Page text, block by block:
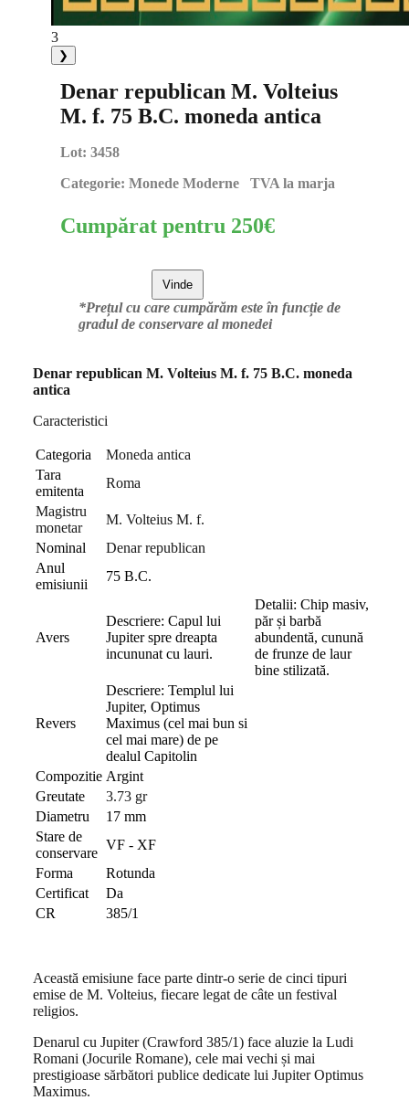
3
❯
Denar republican M. Volteius
M. f. 75 B.C. moneda antica
Lot: 3458
Categorie: Monede Moderne TVA la marja
Cumpărat pentru 250€
Vinde
*Prețul cu care cumpărăm este în funcție de
gradul de conservare al monedei
Denar republican M. Volteius M. f. 75 B.C. moneda
antica
Caracteristici
Categoria
Moneda antica
Tara
emitenta
Roma
Magistru
monetar
M. Volteius M. f.
Nominal
Denar republican
Anul
emisiunii
75 B.C.
Avers
Descriere: Capul lui
Jupiter spre dreapta
incununat cu lauri.
Detalii: Chip masiv,
păr și barbă
abundentă, cunună
de frunze de laur
bine stilizată.
Revers
Descriere: Templul lui
Jupiter, Optimus
Maximus (cel mai bun si
cel mai mare) de pe
dealul Capitolin
Compozitie Argint
Greutate
3.73 gr
Diametru
17 mm
Stare de
conservare
VF - XF
Forma
Rotunda
Certificat
Da
CR
385/1
Această emisiune face parte dintr-o serie de cinci tipuri
emise de M. Volteius, fiecare legat de câte un festival
religios.
Denarul cu Jupiter (Crawford 385/1) face aluzie la Ludi
Romani (Jocurile Romane), cele mai vechi și mai
prestigioase sărbători publice dedicate lui Jupiter Optimus
Maximus.